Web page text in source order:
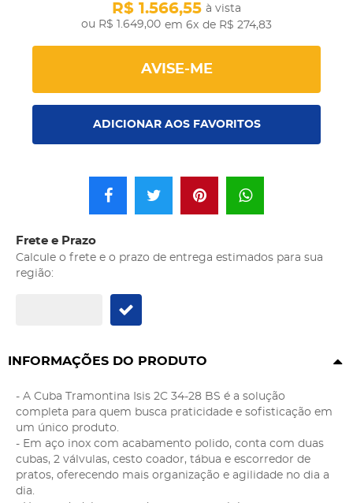
R$ 1.649,00
R$ 1.566,55 à vista
em 6x de R$ 274,83
AVISE-ME
ADICIONAR AOS FAVORITOS
Frete e Prazo
Calcule o frete e o prazo de entrega estimados para sua
região:
INFORMAÇÕES DO PRODUTO
- A Cuba Tramontina Isis 2C 34-28 BS é a solução
completa para quem busca praticidade e sofisticação em
um único produto.
- Em aço inox com acabamento polido, conta com duas
cubas, 2 válvulas, cesto coador, tábua e escorredor de
pratos, oferecendo mais organização e agilidade no dia a
dia.